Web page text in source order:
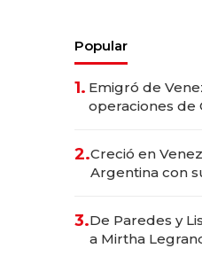
Popular
1. Emigró de
operaciones de
2.Creció en
Argentina con
las marcas
3.De Paredes y
a Mirtha